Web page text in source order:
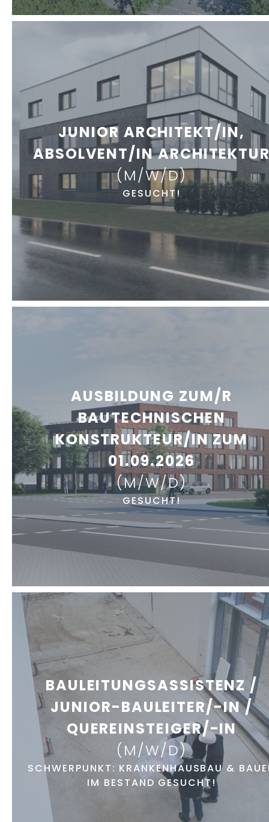
JUNIOR ARCHITEKT/IN,
ABSOLVENT/IN
(M/W/D)
GESUCHT!
AUSBILDUNG ZUM/R
BAUTECHNISCHEN
KONSTRUKTEUR/IN ZUM
01.09.2026
(M/W/D)
GESUCHT!
BAULEITUNGSASSISTENZ /
JUNIOR-BAULEITER/-IN /
QUEREINSTEIGER/-IN
(M/W/D)
SCHWERPUNKT: KRANKENHAUSBAU &
IM BESTAND GESUCHT!